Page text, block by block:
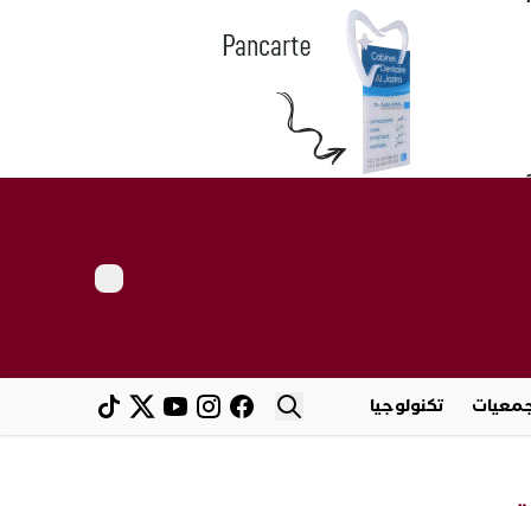
تكنولوجيا